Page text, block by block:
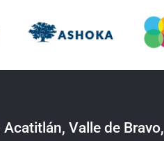
Valle de Bravo,